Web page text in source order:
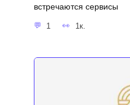
встречаются сервисы
1 1к.